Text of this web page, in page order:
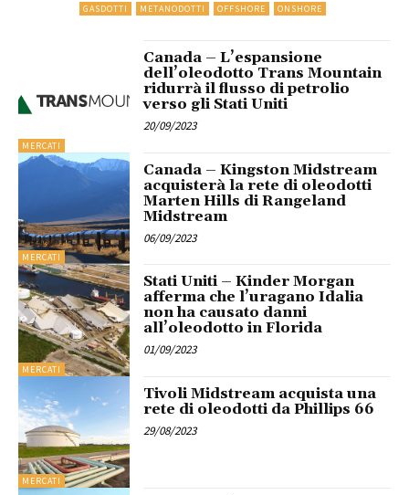
GASDOTTI METANODOTTI OFFSHORE ONSHORE
MERCATI
Canada – L’espansione
dell’oleodotto Trans Mountain
ridurrà il flusso di petrolio
verso gli Stati Uniti
20/09/2023
MERCATI
Canada – Kingston Midstream
acquisterà la rete di oleodotti
Marten Hills di Rangeland
Midstream
06/09/2023
MERCATI
Stati Uniti – Kinder Morgan
afferma che l’uragano Idalia
non ha causato danni
all’oleodotto in Florida
01/09/2023
MERCATI
Tivoli Midstream acquista una
rete di oleodotti da Phillips 66
29/08/2023